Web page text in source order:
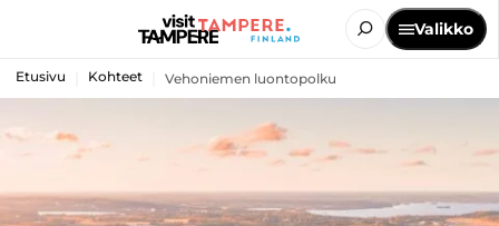
Valikko
Etusivu Kohteet Vehoniemen luontopolku